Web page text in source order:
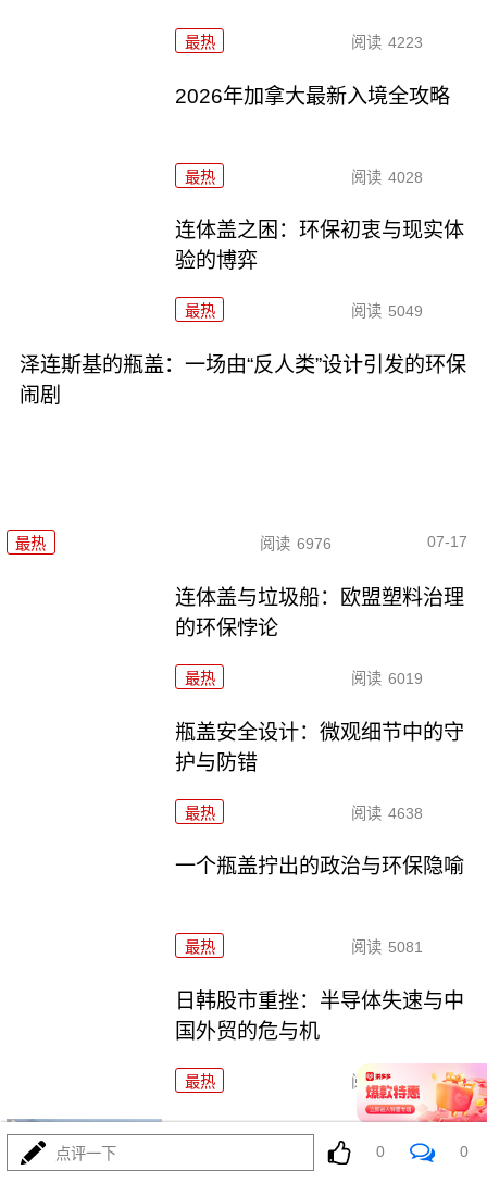
最热 阅读 4223
2026年加拿大最新入境全攻略
最热 阅读 4028
连体盖之困：环保初衷与现实体
验的博弈
最热 阅读 5049
泽连斯基的瓶盖：一场由“反人类”设计引发的环保
闹剧
最热 阅读 6976 07-17
连体盖与垃圾船：欧盟塑料治理
的环保悖论
最热 阅读 6019
瓶盖安全设计：微观细节中的守
护与防错
最热 阅读 4638
一个瓶盖拧出的政治与环保隐喻
最热 阅读 5081
日韩股市重挫：半导体失速与中
国外贸的危与机
最热 阅读 6890
日韩股市重挫：全球资本市场的
多米诺骨牌效应
点评一下 0 0